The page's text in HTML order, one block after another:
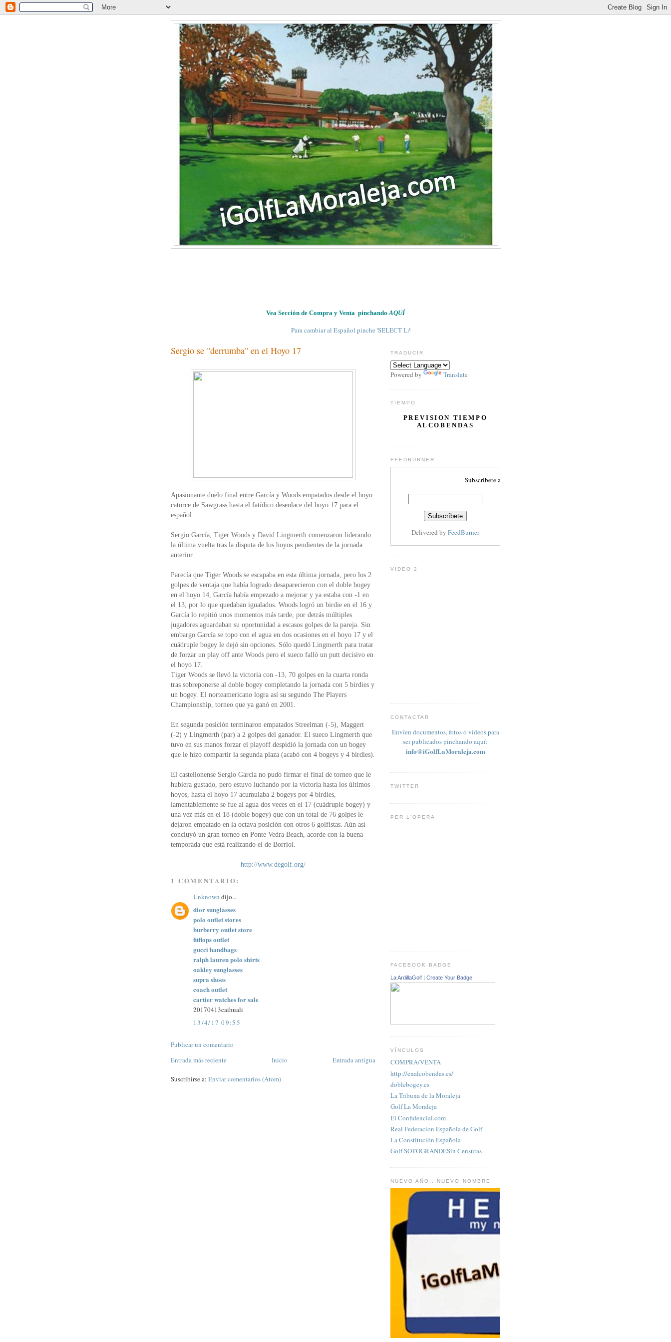
Vea Sección de Compra y Venta pinchandoAQUÍ
Para cambiar al Español pinche 'SELECT LANGUAGE' en 'TRADUCIR' y escoja 'SPANISH' en el panel derecho debajo
Sergio se "derrumba" en el Hoyo 17
Apasionante duelo final entre García y Woods empatados desde el hoyo
catorce de Sawgrass hasta el fatídico desenlace del hoyo 17 para el
español.
Sergio García, Tiger Woods y David Lingmerth comenzaron liderando
la última vuelta tras la disputa de los hoyos pendientes de la jornada
anterior.
Parecía que Tiger Woods se escapaba en esta última jornada, pero los 2
golpes de ventaja que había logrado desaparecieron con el doble bogey
en el hoyo 14, García había empezado a mejorar y ya estaba con -1 en
el 13, por lo que quedaban igualados. Woods logró un birdie en el 16 y
García lo repitió unos momentos más tarde, por detrás múltiples
jugadores aguardaban su oportunidad a escasos golpes de la pareja. Sin
embargo García se topo con el agua en dos ocasiones en el hoyo 17 y el
cuádruple bogey le dejó sin opciones. Sólo quedó Lingmerth para tratar
de forzar un play off ante Woods pero el sueco falló un putt decisivo en
el hoyo 17.
Tiger Woods se llevó la victoria con -13, 70 golpes en la cuarta ronda
tras sobreponerse al doble bogey completando la jornada con 5 birdies y
un bogey. El norteamericano logra así su segundo The Players
Championship, torneo que ya ganó en 2001.
En segunda posición terminaron empatados Streelman (-5), Maggert
(-2) y Lingmerth (par) a 2 golpes del ganador. El sueco Lingmerth que
tuvo en sus manos forzar el playoff despidió la jornada con un bogey
que le hizo compartir la segunda plaza (acabó con 4 bogeys y 4 birdies).
El castellonense Sergio García no pudo firmar el final de torneo que le
hubiera gustado, pero estuvo luchando por la victoria hasta los últimos
hoyos, hasta el hoyo 17 acumulaba 2 bogeys por 4 birdies,
lamentablemente se fue al agua dos veces en el 17 (cuádruple bogey) y
una vez más en el 18 (doble bogey) que con un total de 76 golpes le
dejaron empatado en la octava posición con otros 6 golfistas. Aún así
concluyó un gran torneo en Ponte Vedra Beach, acorde con la buena
temporada que está realizando el de Borriol.
http://www.degolf.org/
1 COMENTARIO:
Unknown dijo...
dior sunglasses
polo outlet stores
burberry outlet store
fitflops outlet
gucci handbags
ralph lauren polo shirts
oakley sunglasses
supra shoes
coach outlet
cartier watches for sale
20170413caihuali
13/4/17 09:55
Publicar un comentario
Entrada más reciente
Entrada antigua
Inicio
Suscribirse a: Enviar comentarios (Atom)
TRADUCIR
Powered by Translate
TIEMPO
PREVISION TIEMPO
ALCOBENDAS
FEEDBURNER
Subscribete aquí para recibir actulizaciones automáticamente
Delivered by FeedBurner
VIDEO 2
CONTACTAR
Envíen documentos, fotos o videos para
ser publicados pinchando aquí:
info@iGolfLaMoraleja.com
TWITTER
PER L'OPERA
FACEBOOK BADGE
La ArdillaGolf | Create Your Badge
VÍNCULOS
COMPRA/VENTA
http://enalcobendas.es/
doblebogey.es
La Tribuna de la Moraleja
Golf La Moraleja
El Confidencial.com
Real Federacion Española de Golf
La Constitución Española
Golf SOTOGRANDESin Censuras
NUEVO AÑO...NUEVO NOMBRE